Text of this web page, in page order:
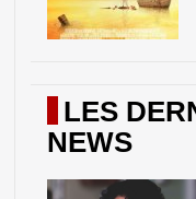
LES
NEWS